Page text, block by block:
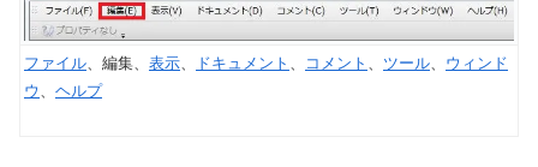
ファイル、編集、 表示、 ドキュメント 、 コメント 、 ツール、 ウィンド
ウ 、 ヘルプ